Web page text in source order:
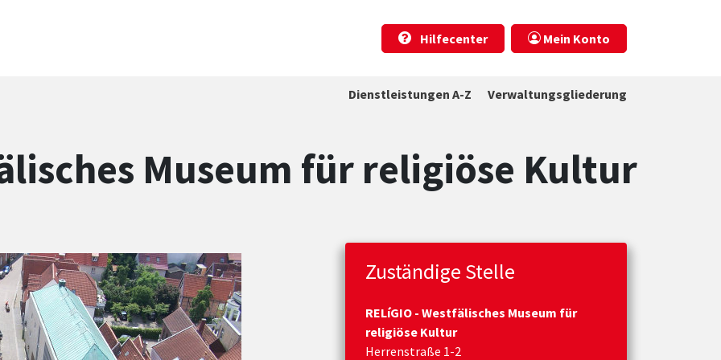
Hilfecenter
Mein Konto
Dienstleistungen A-Z Verwaltungsgliederung
Museum für religiöse Kultur
Zuständige Stelle
RELíGIO - Westfälisches Museum für
religiöse Kultur
Herrenstraße 1-2